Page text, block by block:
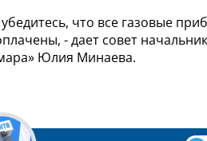
что все газовые
- дает совет
Юлия Минаева.